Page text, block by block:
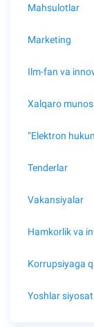
Mahsulotlar
Marketing
Ilm-fan va
Xalqaro
“Elektron
Tenderlar
Vakansiyalar
Hamkorlik va
Korrupsiyaga
Yoshlar